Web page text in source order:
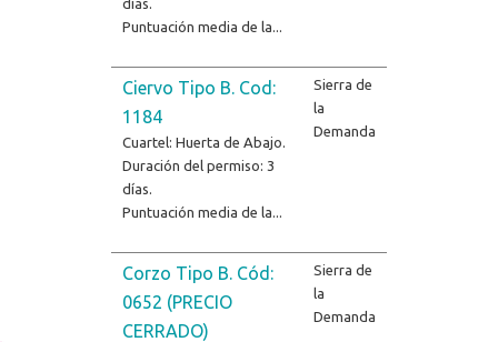
días.
Puntuación media de la...
Ciervo Tipo B. Cod:
1184
Cuartel: Huerta de Abajo.
Duración del permiso: 3
días.
Puntuación media de la...
Sierra de
la
Demanda
Corzo Tipo B. Cód:
0652 (PRECIO
CERRADO)
Sierra de
la
Demanda